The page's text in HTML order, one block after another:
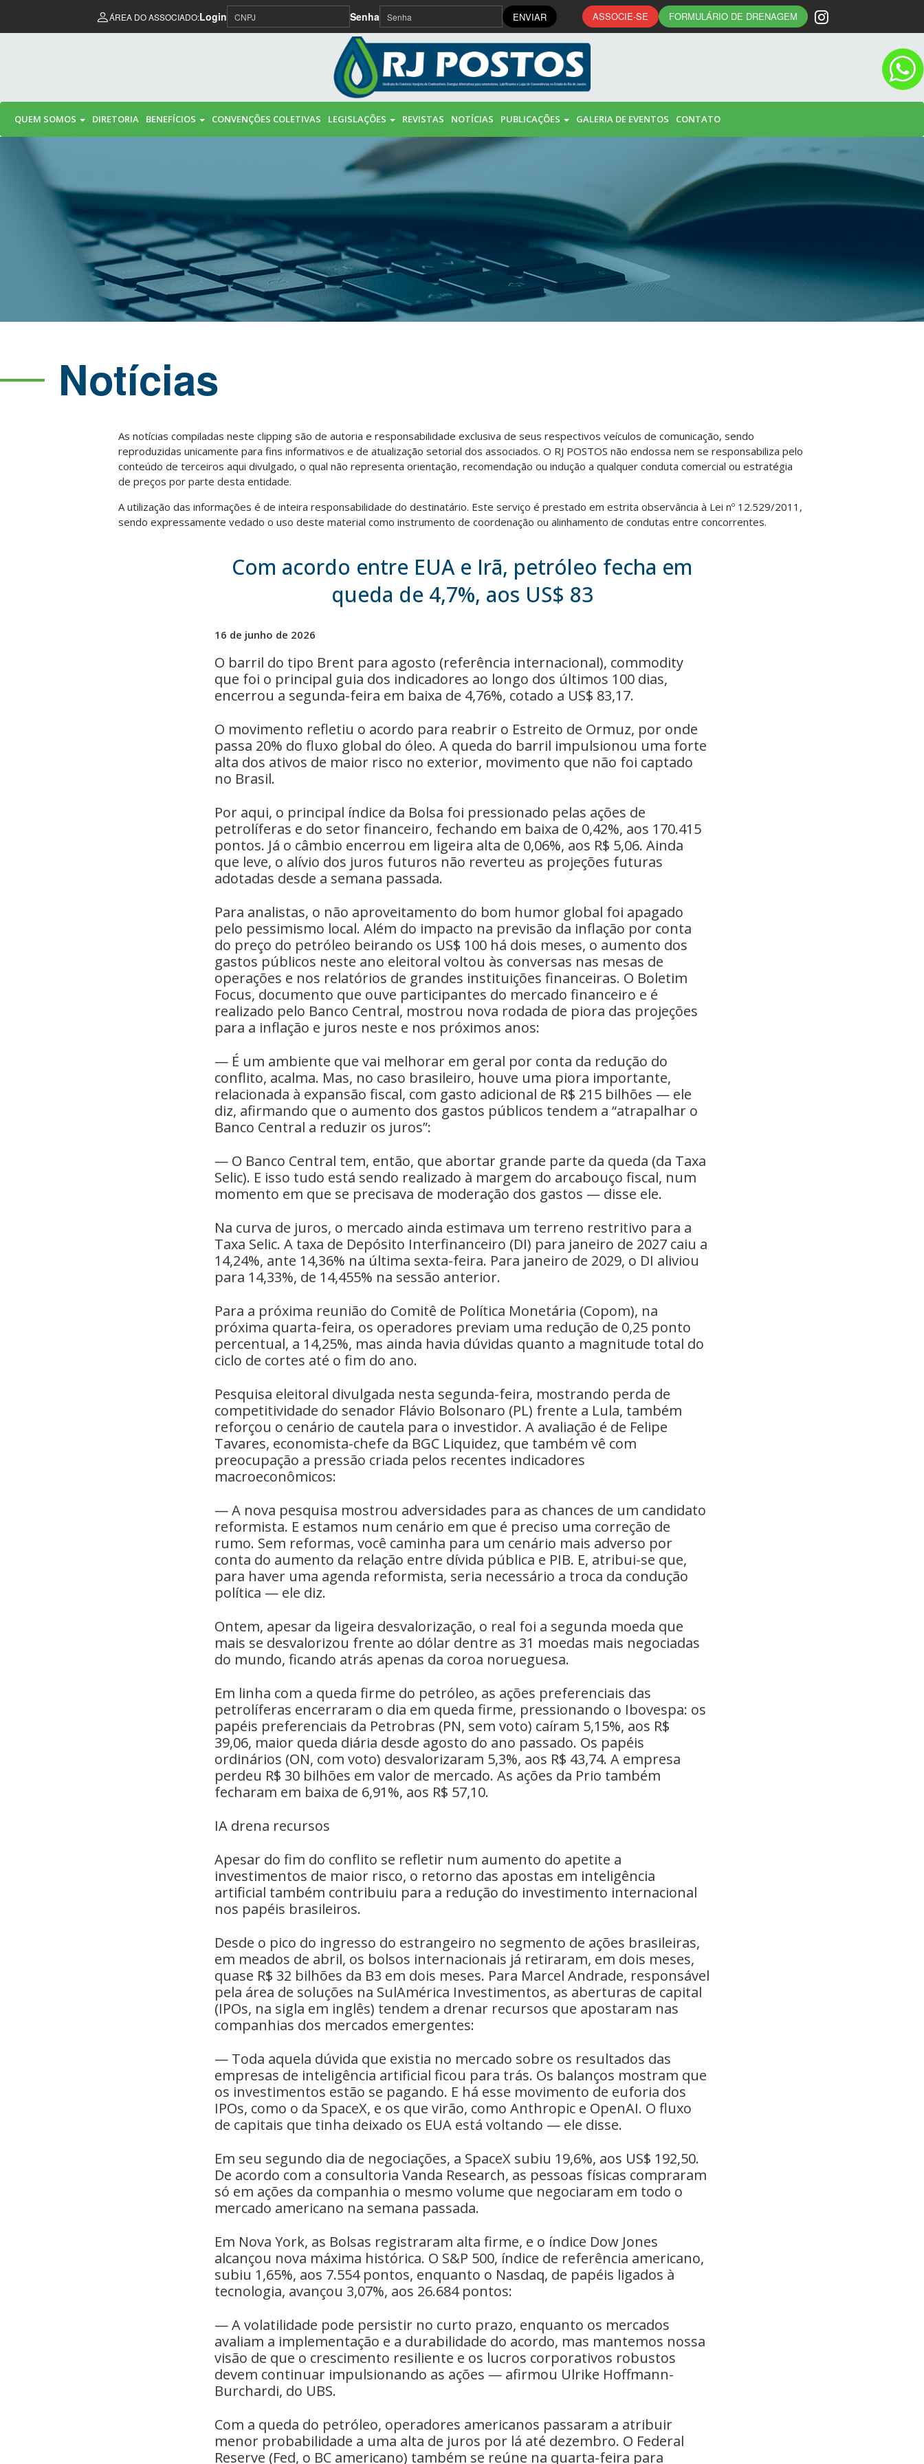
Pular para o conteúdoÁREA DO ASSOCIADO:Login Senha ENVIAR ASSOCIE-SE FORMULÁRIO DE DRENAGEM
QUEM SOMOS DIRETORIA BENEFÍCIOS CONVENÇÕES COLETIVAS LEGISLAÇÕES REVISTAS NOTÍCIAS PUBLICAÇÕES GALERIA DE EVENTOS CONTATO
Notícias
As notícias compiladas neste clipping são de autoria e responsabilidade exclusiva de seus respectivos veículos de comunicação, sendo
reproduzidas unicamente para fins informativos e de atualização setorial dos associados. O RJ POSTOS não endossa nem se responsabiliza pelo
conteúdo de terceiros aqui divulgado, o qual não representa orientação, recomendação ou indução a qualquer conduta comercial ou estratégia
de preços por parte desta entidade.
A utilização das informações é de inteira responsabilidade do destinatário. Este serviço é prestado em estrita observância à Lei nº 12.529/2011,
sendo expressamente vedado o uso deste material como instrumento de coordenação ou alinhamento de condutas entre concorrentes.
Com acordo entre EUA e Irã, petróleo fecha em
queda de 4,7%, aos US$ 83
16 de junho de 2026
O barril do tipo Brent para agosto (referência internacional), commodity
que foi o principal guia dos indicadores ao longo dos últimos 100 dias,
encerrou a segunda-feira em baixa de 4,76%, cotado a US$ 83,17.
O movimento refletiu o acordo para reabrir o Estreito de Ormuz, por onde
passa 20% do fluxo global do óleo. A queda do barril impulsionou uma forte
alta dos ativos de maior risco no exterior, movimento que não foi captado
no Brasil.
Por aqui, o principal índice da Bolsa foi pressionado pelas ações de
petrolíferas e do setor financeiro, fechando em baixa de 0,42%, aos 170.415
pontos. Já o câmbio encerrou em ligeira alta de 0,06%, aos R$ 5,06. Ainda
que leve, o alívio dos juros futuros não reverteu as projeções futuras
adotadas desde a semana passada.
Para analistas, o não aproveitamento do bom humor global foi apagado
pelo pessimismo local. Além do impacto na previsão da inflação por conta
do preço do petróleo beirando os US$ 100 há dois meses, o aumento dos
gastos públicos neste ano eleitoral voltou às conversas nas mesas de
operações e nos relatórios de grandes instituições financeiras. O Boletim
Focus, documento que ouve participantes do mercado financeiro e é
realizado pelo Banco Central, mostrou nova rodada de piora das projeções
para a inflação e juros neste e nos próximos anos:
— É um ambiente que vai melhorar em geral por conta da redução do
conflito, acalma. Mas, no caso brasileiro, houve uma piora importante,
relacionada à expansão fiscal, com gasto adicional de R$ 215 bilhões — ele
diz, afirmando que o aumento dos gastos públicos tendem a “atrapalhar o
Banco Central a reduzir os juros”:
— O Banco Central tem, então, que abortar grande parte da queda (da Taxa
Selic). E isso tudo está sendo realizado à margem do arcabouço fiscal, num
momento em que se precisava de moderação dos gastos — disse ele.
Na curva de juros, o mercado ainda estimava um terreno restritivo para a
Taxa Selic. A taxa de Depósito Interfinanceiro (DI) para janeiro de 2027 caiu a
14,24%, ante 14,36% na última sexta-feira. Para janeiro de 2029, o DI aliviou
para 14,33%, de 14,455% na sessão anterior.
Para a próxima reunião do Comitê de Política Monetária (Copom), na
próxima quarta-feira, os operadores previam uma redução de 0,25 ponto
percentual, a 14,25%, mas ainda havia dúvidas quanto a magnitude total do
ciclo de cortes até o fim do ano.
Pesquisa eleitoral divulgada nesta segunda-feira, mostrando perda de
competitividade do senador Flávio Bolsonaro (PL) frente a Lula, também
reforçou o cenário de cautela para o investidor. A avaliação é de Felipe
Tavares, economista-chefe da BGC Liquidez, que também vê com
preocupação a pressão criada pelos recentes indicadores
macroeconômicos:
— A nova pesquisa mostrou adversidades para as chances de um candidato
reformista. E estamos num cenário em que é preciso uma correção de
rumo. Sem reformas, você caminha para um cenário mais adverso por
conta do aumento da relação entre dívida pública e PIB. E, atribui-se que,
para haver uma agenda reformista, seria necessário a troca da condução
política — ele diz.
Ontem, apesar da ligeira desvalorização, o real foi a segunda moeda que
mais se desvalorizou frente ao dólar dentre as 31 moedas mais negociadas
do mundo, ficando atrás apenas da coroa norueguesa.
Em linha com a queda firme do petróleo, as ações preferenciais das
petrolíferas encerraram o dia em queda firme, pressionando o Ibovespa: os
papéis preferenciais da Petrobras (PN, sem voto) caíram 5,15%, aos R$
39,06, maior queda diária desde agosto do ano passado. Os papéis
ordinários (ON, com voto) desvalorizaram 5,3%, aos R$ 43,74. A empresa
perdeu R$ 30 bilhões em valor de mercado. As ações da Prio também
fecharam em baixa de 6,91%, aos R$ 57,10.
IA drena recursos
Apesar do fim do conflito se refletir num aumento do apetite a
investimentos de maior risco, o retorno das apostas em inteligência
artificial também contribuiu para a redução do investimento internacional
nos papéis brasileiros.
Desde o pico do ingresso do estrangeiro no segmento de ações brasileiras,
em meados de abril, os bolsos internacionais já retiraram, em dois meses,
quase R$ 32 bilhões da B3 em dois meses. Para Marcel Andrade, responsável
pela área de soluções na SulAmérica Investimentos, as aberturas de capital
(IPOs, na sigla em inglês) tendem a drenar recursos que apostaram nas
companhias dos mercados emergentes:
— Toda aquela dúvida que existia no mercado sobre os resultados das
empresas de inteligência artificial ficou para trás. Os balanços mostram que
os investimentos estão se pagando. E há esse movimento de euforia dos
IPOs, como o da SpaceX, e os que virão, como Anthropic e OpenAI. O fluxo
de capitais que tinha deixado os EUA está voltando — ele disse.
Em seu segundo dia de negociações, a SpaceX subiu 19,6%, aos US$ 192,50.
De acordo com a consultoria Vanda Research, as pessoas físicas compraram
só em ações da companhia o mesmo volume que negociaram em todo o
mercado americano na semana passada.
Em Nova York, as Bolsas registraram alta firme, e o índice Dow Jones
alcançou nova máxima histórica. O S&P 500, índice de referência americano,
subiu 1,65%, aos 7.554 pontos, enquanto o Nasdaq, de papéis ligados à
tecnologia, avançou 3,07%, aos 26.684 pontos:
— A volatilidade pode persistir no curto prazo, enquanto os mercados
avaliam a implementação e a durabilidade do acordo, mas mantemos nossa
visão de que o crescimento resiliente e os lucros corporativos robustos
devem continuar impulsionando as ações — afirmou Ulrike Hoffmann-
Burchardi, do UBS.
Com a queda do petróleo, operadores americanos passaram a atribuir
menor probabilidade a uma alta de juros por lá até dezembro. O Federal
Reserve (Fed, o BC americano) também se reúne na quarta-feira para